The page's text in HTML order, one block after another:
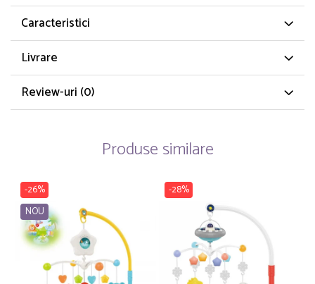
Caracteristici
Livrare
Review-uri (0)
Produse similare
-26%
NOU
-28%